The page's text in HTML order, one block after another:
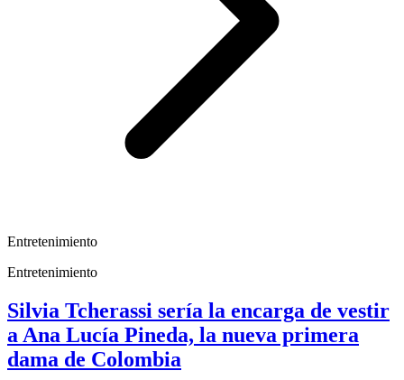
Entretenimiento
Entretenimiento
Silvia Tcherassi sería la encarga de vestir
a Ana Lucía Pineda, la nueva primera
dama de Colombia